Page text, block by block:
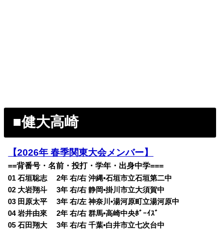
■健大高崎
【2026年 春季関東大会メンバー】
==背番号・名前・投打・学年・出身中学===
01 石垣聡志 2年 右/右 沖縄•石垣市立石垣第二中
02 大岩翔斗 3年 右/右 静岡•掛川市立大須賀中
03 田原太平 3年 右/左 神奈川•湯河原町立湯河原中
04 岩井由來 2年 右/右 群馬•高崎中央ﾎﾞｰｲｽﾞ
05 石田翔大 3年 右/右 千葉•白井市立七次台中